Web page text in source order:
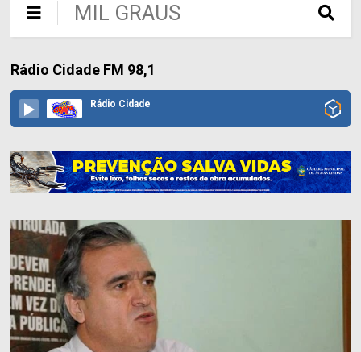
MIL GRAUS
Rádio Cidade FM 98,1
Rádio Cidade